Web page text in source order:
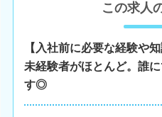
この求人
【入社前に必要な経験や
未経験者がほとんど。誰
す◎